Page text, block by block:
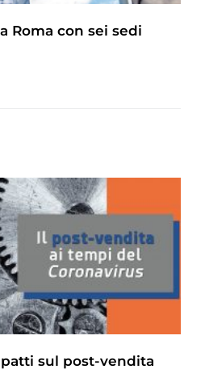
Roma con sei sedi
sul post-vendita